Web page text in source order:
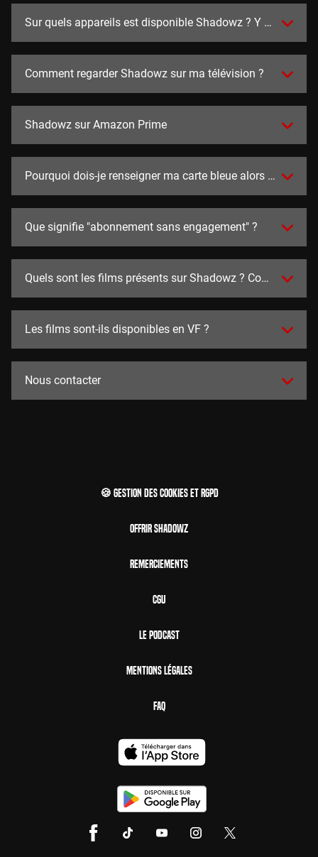
Sur quels appareils est disponible Shadowz ? Y a t-il des
Comment regarder Shadowz sur ma télévision ?
Shadowz sur Amazon Prime
Pourquoi dois-je renseigner ma carte bleue alors que
Que signifie "abonnement sans engagement" ?
Quels sont les films présents sur Shadowz ? Combien y en
Les films sont-ils disponibles en VF ?
Nous contacter
🍪 Gestion des cookies et RGPD
Offrir Shadowz
Remerciements
CGU
Le Podcast
Mentions Légales
FAQ